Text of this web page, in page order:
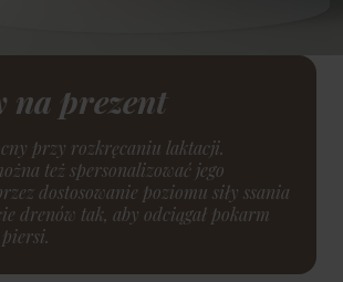
na prezent
przy rozkręcaniu laktacji.
też spersonalizować jego
dostosowanie poziomu siły ssania
drenów tak, aby odciągał pokarm